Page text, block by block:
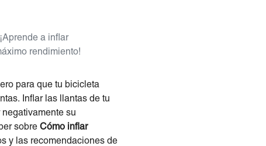
a inflar
rendimiento!
para que tu bicicleta
Inflar las llantas de tu
su
sobre Cómo inflar
y las recomendaciones de